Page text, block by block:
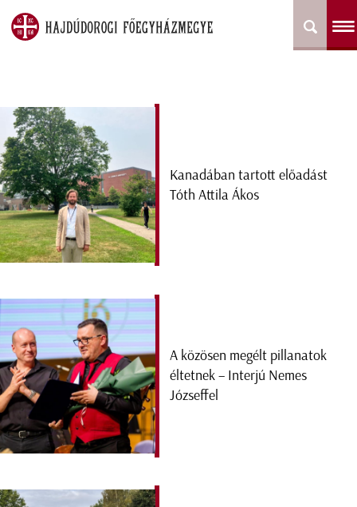
Kanadában tartott előadást
Tóth Attila Ákos
A közösen megélt pillanatok
éltetnek – Interjú Nemes
Józseffel